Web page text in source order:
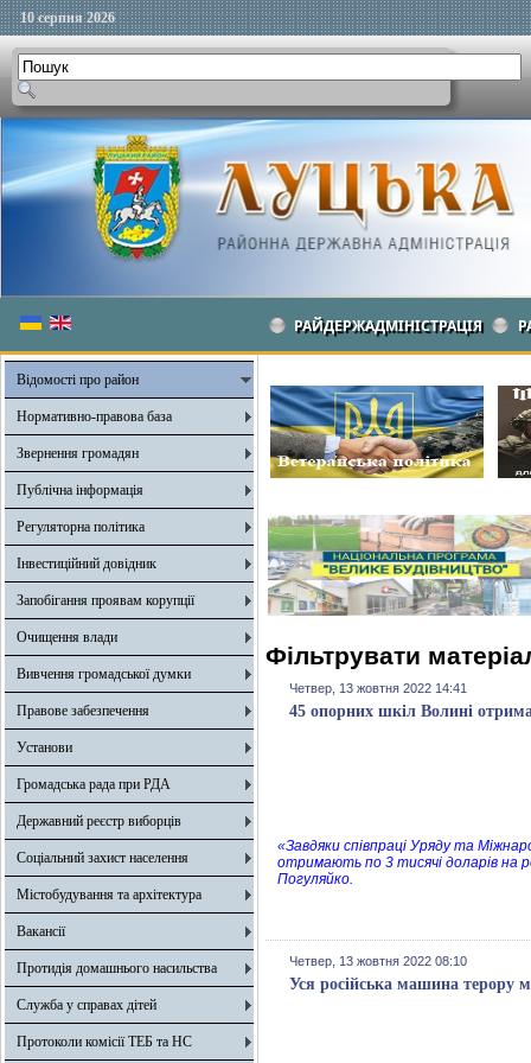
10 серпня 2026
РАЙДЕРЖАДМІНІСТРАЦІЯ
Відомості про район
Нормативно-правова база
Звернення громадян
Публічна інформація
Регуляторна політика
Інвестиційний довідник
Запобігання проявам корупції
Очищення влади
Вивчення громадської думки
Правове забезпечення
Установи
Громадська рада при РДА
Державний реєстр виборців
Соціальний захист населення
Містобудування та архітектура
Вакансії
Протидія домашнього насильства
Служба у справах дітей
Протоколи комісії ТЕБ та НС
Фільтрувати
Четвер, 13 жовтня 2022 14:41
45 опорних шкіл Волині
«Завдяки співпраці Уряду та
отримають по 3 тисячі доларів на
Погуляйко.
Четвер, 13 жовтня 2022 08:10
Уся російська машина терору